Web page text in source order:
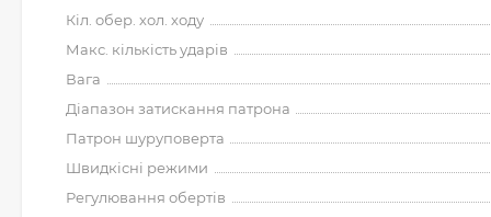
Кіл. обер. хол. ходу
Макс. кількість ударів
Вага
Діапазон затискання патрона
Патрон шуруповерта
Швидкісні режими
Регулювання обертів